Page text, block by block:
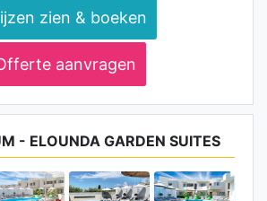
zien & boeken
aanvragen
- ELOUNDA GARDEN SUITES